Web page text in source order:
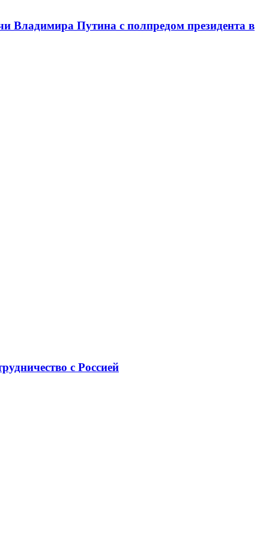
Владимира Путина с полпредом президента в
с Россией